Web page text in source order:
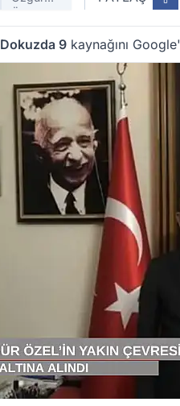
Dokuzda 9 kaynağını